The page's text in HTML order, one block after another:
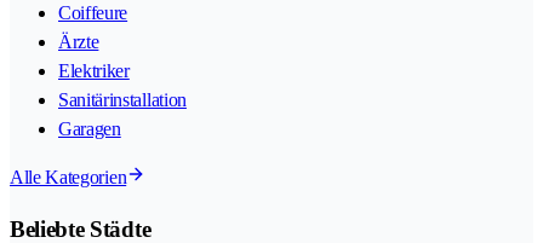
Coiffeure
Ärzte
Elektriker
Sanitärinstallation
Garagen
Alle Kategorien
Beliebte Städte